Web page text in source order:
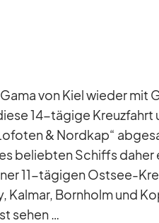
von Kiel wie­der mit
14-tä­gige Kreuz­fahrt
& Nord­kap“
be­lieb­ten Schiffs da­her
11-tä­gi­gen Ost­see-
Kal­mar, Born­holm und
se­hen …